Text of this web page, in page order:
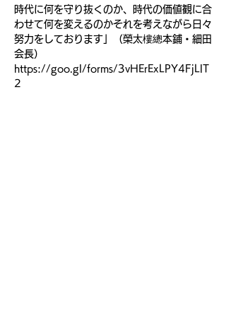
時代に何を守り抜くのか、時代の価値観に合
わせて何を変えるのかそれを考えながら日々
努力をしております」（榮太樓總本鋪・細田
会長）
https://goo.gl/forms/3vHErExLPY4FjLlT
2